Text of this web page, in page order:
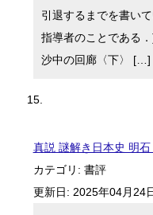
引退するまでを書い
指導者のことである
沙中の回廊〈下〉 […]
真説 謎解き日本史 明
カテゴリ: 書評
更新日: 2025年04月24